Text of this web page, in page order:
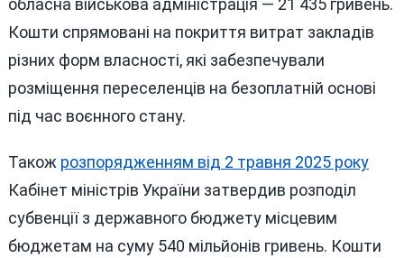
Кошти спрямовані на покриття витрат закладів
різних форм власності, які забезпечували
розміщення переселенців на безоплатній основі
під час воєнного стану.
Також розпорядженням від 2 травня 2025 року
Кабінет міністрів України затвердив розподіл
субвенції з державного бюджету місцевим
бюджетам на суму 540 мільйонів гривень. Кошти